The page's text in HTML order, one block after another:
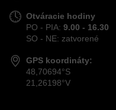
Otváracie hodiny
PO - PIA: 9.00 - 16.30
SO - NE: zatvorené
GPS koordináty:
48,70694°S
21,26198°V